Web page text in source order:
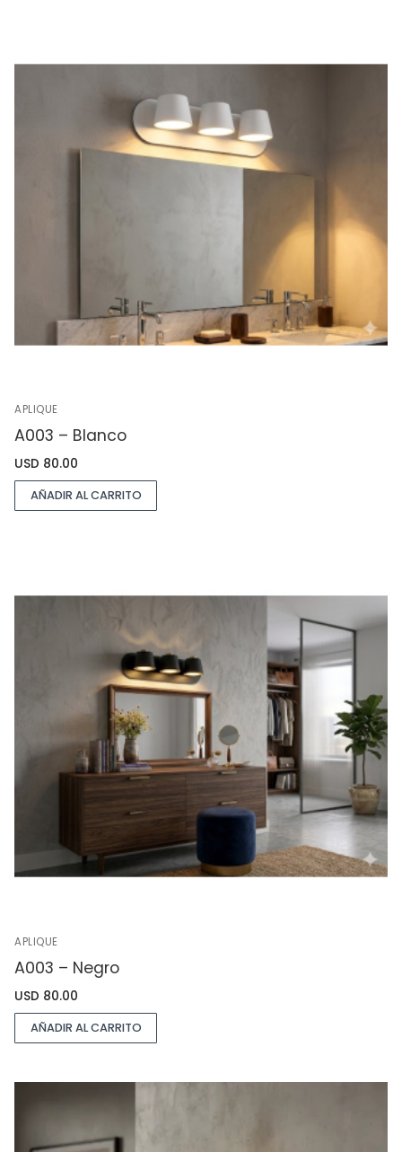
APLIQUE
A003 – Blanco
USD 80.00
AÑADIR AL CARRITO
APLIQUE
A003 – Negro
USD 80.00
AÑADIR AL CARRITO